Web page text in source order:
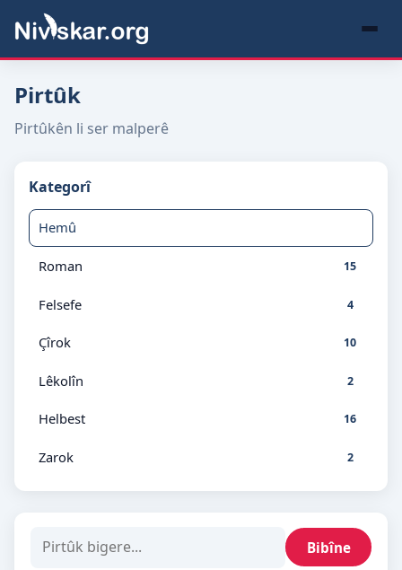
Pirtûk
Pirtûkên li ser malperê
Kategorî
Hemû
Roman 15
Felsefe 4
Çîrok 10
Lêkolîn 2
Helbest 16
Zarok 2
Bibîne